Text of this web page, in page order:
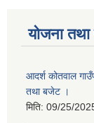
योजना तथा
आदर्श कोतवाल
तथा बजेट ।
मिति: 09/25/